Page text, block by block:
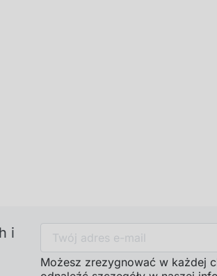
i
Możesz zrezygnować w każdej